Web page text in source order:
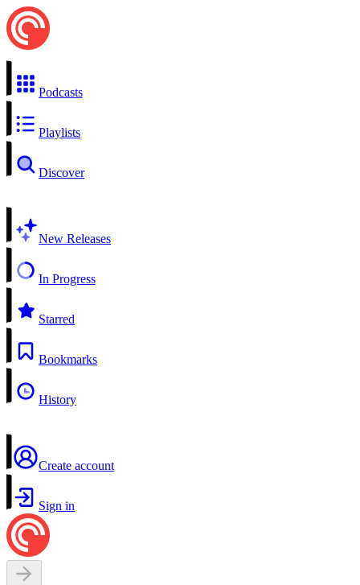
Podcasts
Playlists
Discover
New Releases
In Progress
Starred
Bookmarks
History
Create account
Sign in